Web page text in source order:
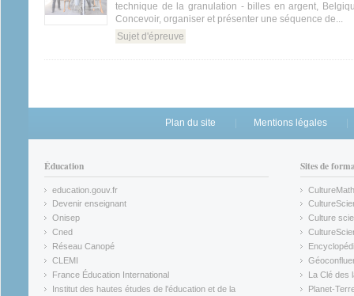
technique de la granulation - billes en argent,
Concevoir, organiser et présenter une séquence de...
Sujet d'épreuve
Plan du site Mentions légales
Éducation
education.gouv.fr
(link is external)
Devenir enseignant
(link is external)
Onisep
(link is external)
Cned
(link is external)
Réseau Canopé
(link is external)
CLEMI
(link is external)
France Éducation International
(link is external)
Institut des hautes études de l'éducation et de la
Sites de
CultureMath
(link is
(link is
Culture
(link is
(link is
(link is
La Clé des
(link is
Planet-